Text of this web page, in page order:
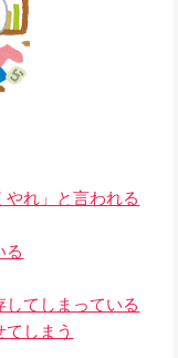
れ」と言われる
る
てしまっている
しまう